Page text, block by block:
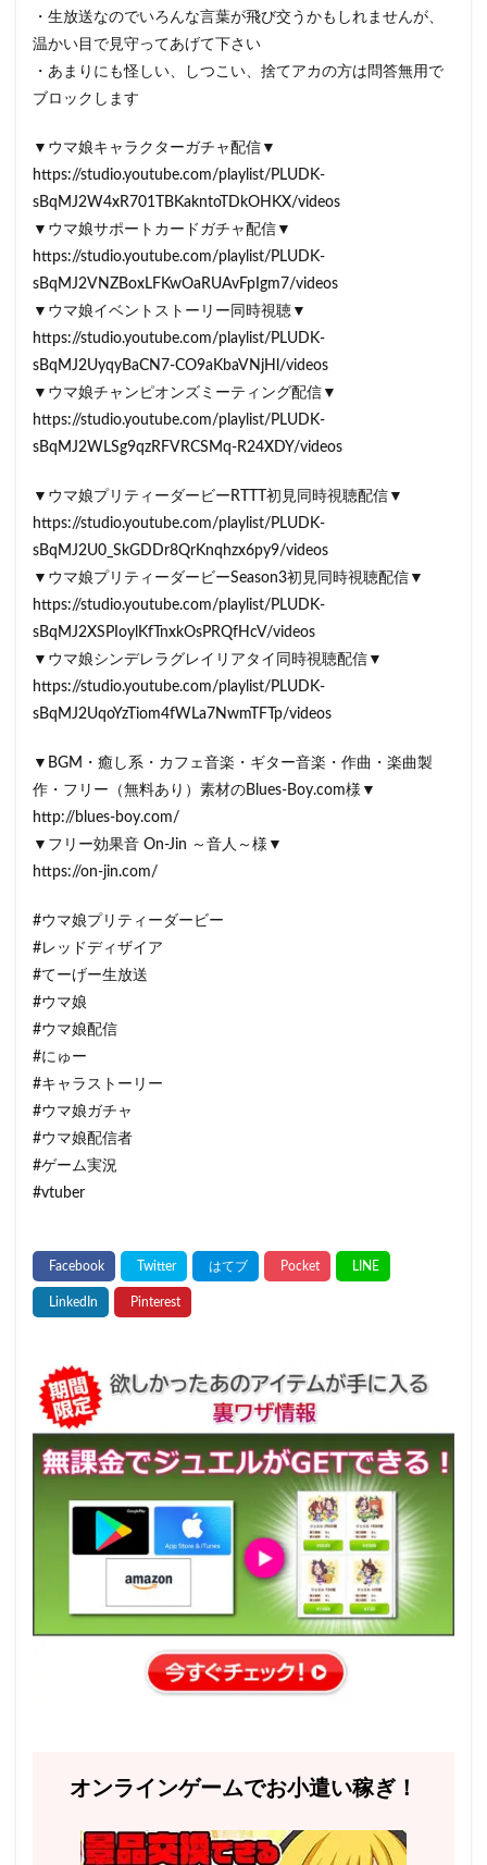
・生放送なのでいろんな言葉が飛び交うかもしれませんが、
温かい目で見守ってあげて下さい
・あまりにも怪しい、しつこい、捨てアカの方は問答無用で
ブロックします
▼ウマ娘キャラクターガチャ配信▼
https://studio.youtube.com/playlist/PLUDK-
sBqMJ2W4xR701TBKakntoTDkOHKX/videos
▼ウマ娘サポートカードガチャ配信▼
https://studio.youtube.com/playlist/PLUDK-
sBqMJ2VNZBoxLFKwOaRUAvFpIgm7/videos
▼ウマ娘イベントストーリー同時視聴▼
https://studio.youtube.com/playlist/PLUDK-
sBqMJ2UyqyBaCN7-CO9aKbaVNjHl/videos
▼ウマ娘チャンピオンズミーティング配信▼
https://studio.youtube.com/playlist/PLUDK-
sBqMJ2WLSg9qzRFVRCSMq-R24XDY/videos
▼ウマ娘プリティーダービーRTTT初見同時視聴配信▼
https://studio.youtube.com/playlist/PLUDK-
sBqMJ2U0_SkGDDr8QrKnqhzx6py9/videos
▼ウマ娘プリティーダービーSeason3初見同時視聴配信▼
https://studio.youtube.com/playlist/PLUDK-
sBqMJ2XSPIoylKfTnxkOsPRQfHcV/videos
▼ウマ娘シンデレラグレイリアタイ同時視聴配信▼
https://studio.youtube.com/playlist/PLUDK-
sBqMJ2UqoYzTiom4fWLa7NwmTFTp/videos
▼BGM・癒し系・カフェ音楽・ギター音楽・作曲・楽曲製
作・フリー（無料あり）素材のBlues-Boy.com様▼
http://blues-boy.com/
▼フリー効果音 On-Jin ～音人～様▼
https://on-jin.com/
#ウマ娘プリティーダービー
#レッドディザイア
#てーげー生放送
#ウマ娘
#ウマ娘配信
#にゅー
#キャラストーリー
#ウマ娘ガチャ
#ウマ娘配信者
#ゲーム実況
#vtuber
オンラインゲームでお小遣い稼ぎ！